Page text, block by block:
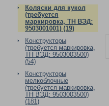
Коляски для кукол
(требуется
маркировка, ТН ВЭД:
9503001001) (19)
Конструкторы
(требуется маркировка,
ТН ВЭД: 9503003500)
(54)
Конструкторы
мелкоблочные
(требуется маркировка,
ТН ВЭД: 9503003500)
(181)